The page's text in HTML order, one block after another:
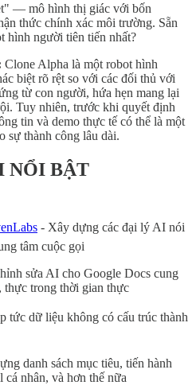
— mô hình thị giác với bốn
thức chính xác môi trường. Sẵn
hình người tiên tiến nhất?
Clone Alpha là một robot hình
biệt rõ rệt so với các đối thủ với
từ con người, hứa hẹn mang lại
Tuy nhiên, trước khi quyết định
tin và demo thực tế có thể là một
sự thành công lâu dài.
NỔI BẬT
- Xây dựng các đại lý AI nói
tâm cuộc gọi
sửa AI cho Google Docs cung
thực trong thời gian thực
tức dữ liệu không có cấu trúc thành
danh sách mục tiêu, tiến hành
nhân, và hơn thế nữa